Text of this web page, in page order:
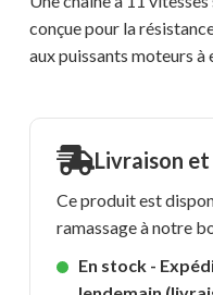
conçue pour la
aux puissants moteurs
Livraison
Ce produit est
ramassage à notre
En stock -